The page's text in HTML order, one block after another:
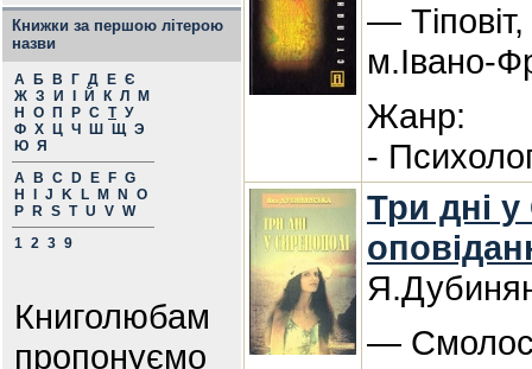
Книжки за першою літерою
назви
А Б В Г Д Е Є
Ж З И Й К Л
М
Н
О П Р С Т У
Ф Х Ц Ч Ш Щ Э
Ю Я
A
B C D E F G
H
J K L M N
O
P
R S T U V W
1 2 3 9
Книголюбам
пропонуємо
—
м.Івано-
Жанр:
-
Три дні
—